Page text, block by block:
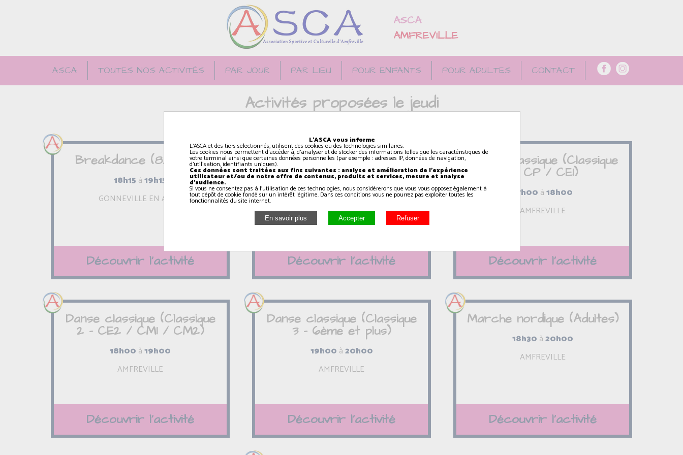
ASCA
AMFREVILLE
ASCA TOUTES NOS ACTIVITÉS PAR JOUR PAR LIEU POUR ENFANTS POUR ADULTES CONTACT
Activités proposées le jeudi
Breakdance (8/10 ans)
18h15 à19h15
GONNEVILLE EN AUGE
Découvrir l'activité
Breakdance (Plus de 10
ans)
19h15à20h15
GONNEVILLE EN AUGE
Découvrir l'activité
Danse classique (Classique
1 - CP / CE1)
17h00 à18h00
AMFREVILLE
Découvrir l'activité
Danse classique (Classique
2 - CE2 / CM1 / CM2)
18h00 à19h00
AMFREVILLE
Découvrir l'activité
Danse classique (Classique
3 - 6ème et plus)
19h00 à20h00
AMFREVILLE
Découvrir l'activité
Marche nordique (Adultes)
18h30 à20h00
AMFREVILLE
Découvrir l'activité
L'ASCA vous informe
L'ASCA et des tiers selectionnés, utilisent des cookies ou des technologies similaires.
Les cookies nous permettent d'accéder à, d'analyser et de stocker des informations telles que les caractéristiques de
votre terminal ainsi que certaines données personnelles (par exemple : adresses IP, données de navigation,
d'utilisation, identifiants uniques).
Ces données sont traitées aux fins suivantes : analyse et amélioration de l'expérience
utilisateur et/ou de notre offre de contenus, produits et services, mesure et analyse
d'audience.
Si vous ne consentez pas à l'utilisation de ces technologies, nous considérerons que vous vous opposez également à
tout dépôt de cookie fondé sur un intérêt légitime. Dans ces conditions vous ne pourrez pas exploiter toutes les
fonctionnalités du site internet.